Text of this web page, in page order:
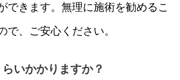
できます。無理に施術を勧めるこ
で、ご安心ください。
いかかりますか？